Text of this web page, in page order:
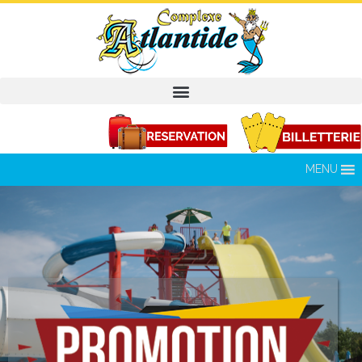
MENU
Séjour